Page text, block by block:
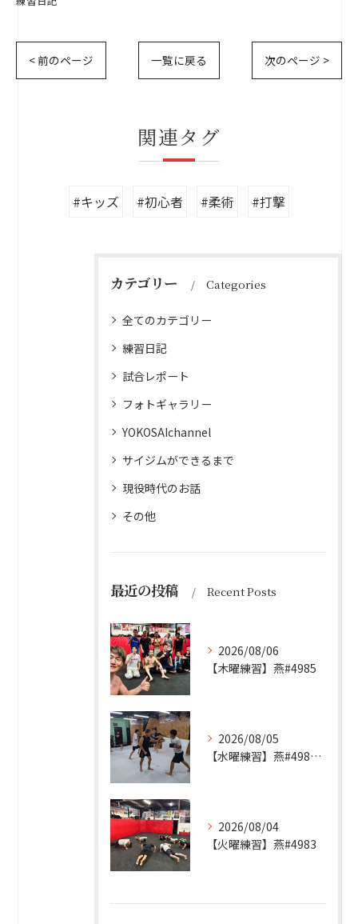
< 前のページ 一覧に戻る 次のページ >
関連タグ
#キッズ #初心者 #柔術 #打撃
カテゴリー Categories
全てのカテゴリー
練習日記
試合レポート
フォトギャラリー
YOKOSAIchannel
サイジムができるまで
現役時代のお話
その他
最近の投稿 Recent Posts
2026/08/06
【木曜練習】燕#4985
2026/08/05
【水曜練習】燕#4984見附#492
2026/08/04
【火曜練習】燕#4983